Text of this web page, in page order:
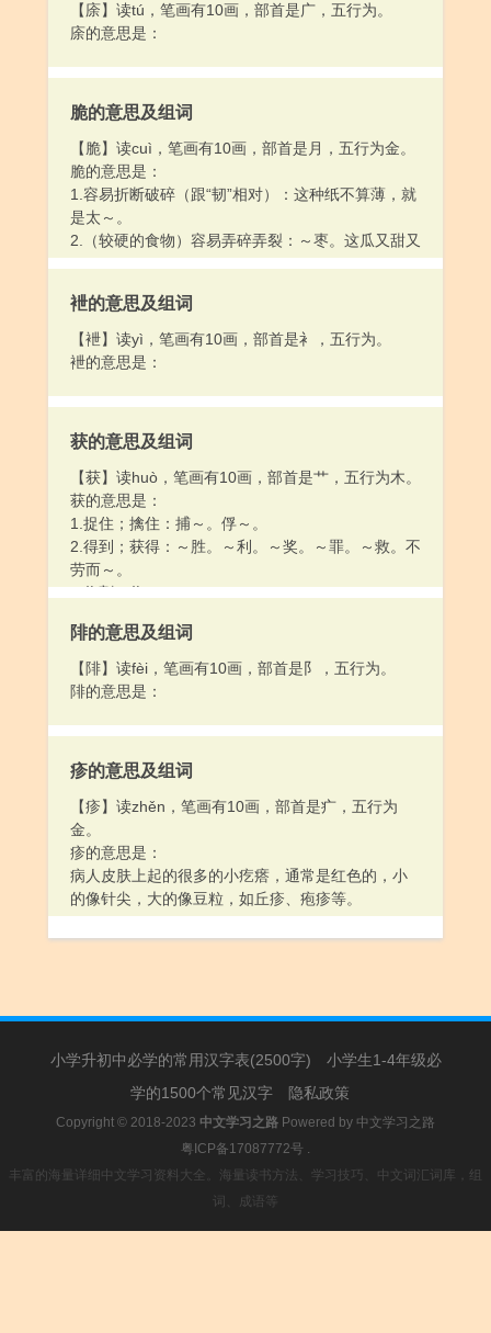
【庩】读tú，笔画有10画，部首是广，五行为。
庩的意思是：
脆的意思及组词
【脆】读cuì，笔画有10画，部首是月，五行为金。
脆的意思是：
1.容易折断破碎（跟“韧”相对）：这种纸不算薄，就
是太～。
2.（较硬的食物）容易弄碎弄裂：～枣。这瓜又甜又
～。
4.说话做事爽利痛快；干脆：这件事办得很～。
袣的意思及组词
【袣】读yì，笔画有10画，部首是衤，五行为。
袣的意思是：
获的意思及组词
【获】读huò，笔画有10画，部首是艹，五行为木。
获的意思是：
1.捉住；擒住：捕～。俘～。
2.得到；获得：～胜。～利。～奖。～罪。～救。不
劳而～。
3.收割：收～。
陫的意思及组词
【陫】读fèi，笔画有10画，部首是阝，五行为。
陫的意思是：
疹的意思及组词
【疹】读zhěn，笔画有10画，部首是疒，五行为
金。
疹的意思是：
病人皮肤上起的很多的小疙瘩，通常是红色的，小
的像针尖，大的像豆粒，如丘疹、疱疹等。
小学升初中必学的常用汉字表(2500字)
小学生1-4年级必
学的1500个常见汉字
隐私政策
Copyright © 2018-2023 中文学习之路 Powered by 中文学习之路
粤ICP备17087772号 .
丰富的海量详细中文学习资料大全。海量读书方法、学习技巧、中文词汇词库，组
词、成语等